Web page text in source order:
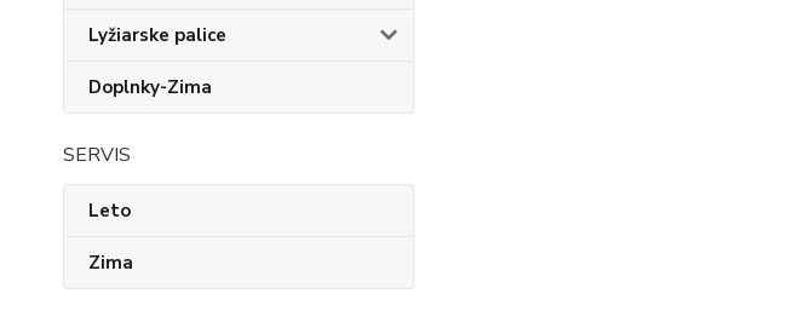
Lyžiarske palice
Doplnky-Zima
SERVIS
Leto
Zima